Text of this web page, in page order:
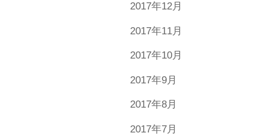
2017年12月
2017年11月
2017年10月
2017年9月
2017年8月
2017年7月